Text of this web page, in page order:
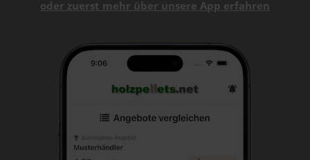
oder zuerst mehr über unsere App erfahren